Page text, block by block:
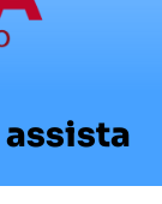
assista